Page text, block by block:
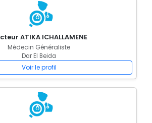
ATIKA ICHALLAMENE
Médecin Généraliste
Dar El Beida
Voir le profil